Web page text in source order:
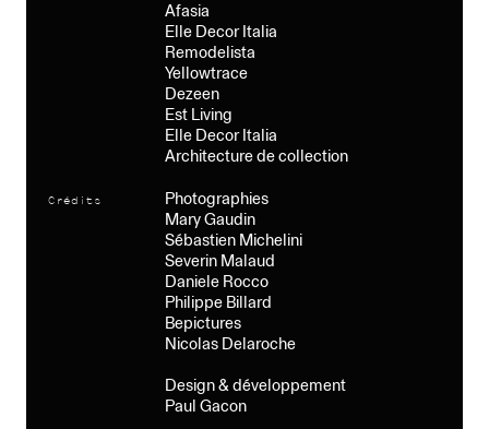
Afasia
Elle Decor Italia
Remodelista
Yellowtrace
Dezeen
Est Living
Elle Decor Italia
Architecture de collection
Crédits
Photographies
Mary Gaudin
Sébastien Michelini
Severin Malaud
Daniele Rocco
Philippe Billard
Bepictures
Nicolas Delaroche
Design & développement
Paul Gacon